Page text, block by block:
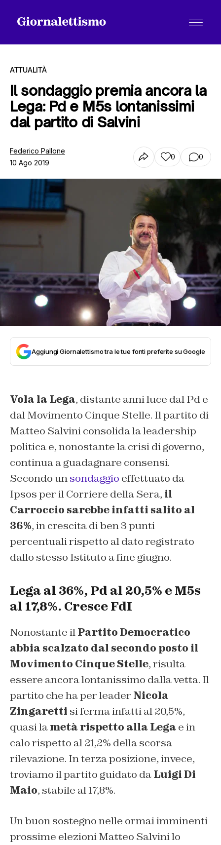
Tutti gli articoli
Chi siamo
Contatti
ATTUALITÀ
Il sondaggio premia ancora la
Lega: Pd e M5s lontanissimi
dal partito di Salvini
Federico Pallone
10 Ago 2019
0 0
Aggiungi Giornalettismo tra le tue fonti preferite su Google
Vola la Lega, distante anni luce dal Pd e
dal Movimento Cinque Stelle. Il partito di
Matteo Salvini consolida la leadership
politica e, nonostante la crisi di governo,
continua a guadagnare consensi.
Secondo unsondaggio effettuato da
Ipsos per il Corriere della Sera, il
Carroccio sarebbe infatti salito al
36%, in crescita di ben 3 punti
percentuali rispetto al dato registrato
dallo stesso Istituto a fine giugno.
Lega al 36%, Pd al 20,5% e M5s
al 17,8%. Cresce FdI
Nonostante ilPartito Democratico
abbia scalzato dal secondo posto il
Movimento Cinque Stelle, risulta
essere ancora lontanissimo dalla vetta. Il
partito che ha per leader Nicola
Zingaretti si ferma infatti al 20,5%,
quasi lametà rispetto alla Lega e in
calo rispetto al 21,2% della scorsa
rilevazione. In terza posizione, invece,
troviamo il partito guidato daLuigi Di
Maio, stabile al 17,8%.
Un buon sostegno nelle ormai imminenti
prossime elezioni Matteo Salvini lo